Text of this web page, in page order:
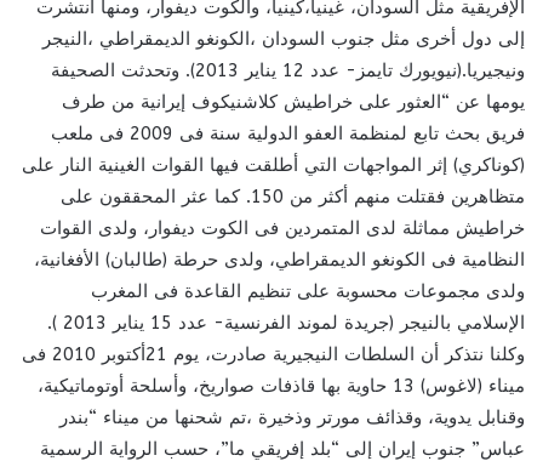
الإفريقية مثل السودان، غينيا،كينيا، والكوت ديفوار، ومنها انتشرت
إلى دول أخرى مثل جنوب السودان ،الكونغو الديمقراطي ،النيجر
ونيجيريا.(نيويورك تايمز- عدد 12 يناير 2013). وتحدثت الصحيفة
يومها عن “العثور على خراطيش كلاشنيكوف إيرانية من طرف
فريق بحث تابع لمنظمة العفو الدولية سنة فى 2009 فى ملعب
(كوناكري) إثر المواجهات التي أطلقت فيها القوات الغينية النار على
متظاهرين فقتلت منهم أكثر من 150. كما عثر المحققون على
خراطيش مماثلة لدى المتمردين فى الكوت ديفوار، ولدى القوات
النظامية فى الكونغو الديمقراطي، ولدى حرطة (طالبان) الأفغانية،
ولدى مجموعات محسوبة على تنظيم القاعدة فى المغرب
الإسلامي بالنيجر (جريدة لموند الفرنسية- عدد 15 يناير 2013 ).
وكلنا نتذكر أن السلطات النيجيرية صادرت، يوم 21أكتوبر 2010 فى
ميناء (لاغوس) 13 حاوية بها قاذفات صواريخ، وأسلحة أوتوماتيكية،
وقنابل يدوية، وقذائف مورتر وذخيرة ،تم شحنها من ميناء “بندر
عباس” جنوب إيران إلى “بلد إفريقي ما”، حسب الرواية الرسمية